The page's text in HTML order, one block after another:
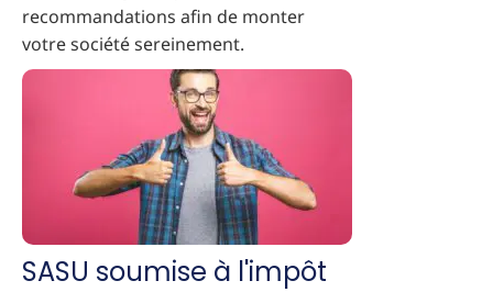
recommandations afin de monter
votre société sereinement.
SASU soumise à l'impôt